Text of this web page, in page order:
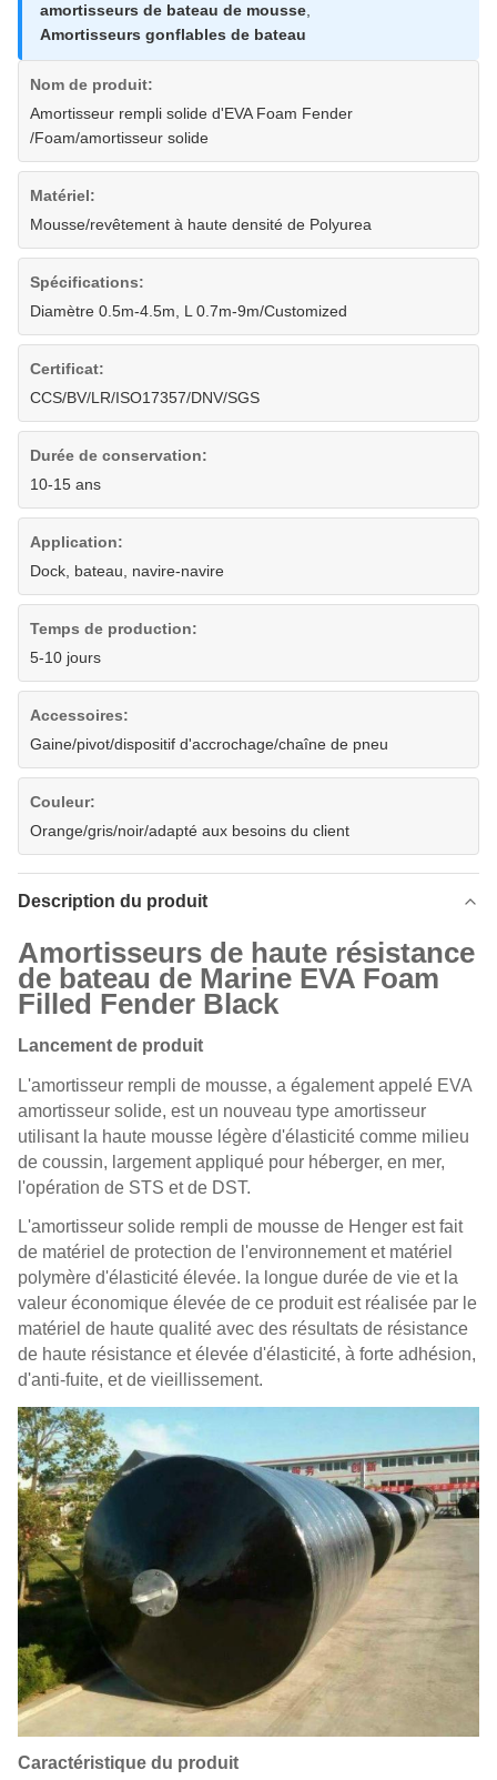
amortisseurs de bateau de mousse
Amortisseurs gonflables de bateau
Nom de produit:
Amortisseur rempli solide d'EVA Foam Fender
/Foam/amortisseur solide
Matériel:
Mousse/revêtement à haute densité de Polyurea
Spécifications:
Diamètre 0.5m-4.5m, L 0.7m-9m/Customized
Certificat:
CCS/BV/LR/ISO17357/DNV/SGS
Durée de conservation:
10-15 ans
Application:
Dock, bateau, navire-navire
Temps de production:
5-10 jours
Accessoires:
Gaine/pivot/dispositif d'accrochage/chaîne de pneu
Couleur:
Orange/gris/noir/adapté aux besoins du client
Description du produit
Amortisseurs de haute résistance
de bateau de Marine EVA Foam
Filled Fender Black
Lancement de produit
L'amortisseur rempli de mousse, a également appelé EVA
amortisseur solide, est un nouveau type amortisseur
utilisant la haute mousse légère d'élasticité comme milieu
de coussin, largement appliqué pour héberger, en mer,
l'opération de STS et de DST.
L'amortisseur solide rempli de mousse de Henger est fait
de matériel de protection de l'environnement et matériel
polymère d'élasticité élevée. la longue durée de vie et la
valeur économique élevée de ce produit est réalisée par le
matériel de haute qualité avec des résultats de résistance
de haute résistance et élevée d'élasticité, à forte adhésion,
d'anti-fuite, et de vieillissement.
Caractéristique du produit